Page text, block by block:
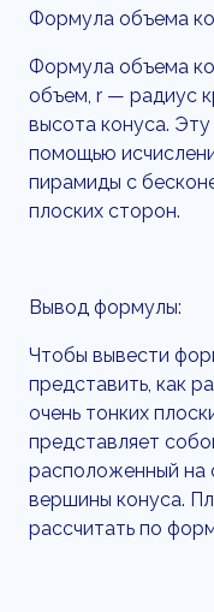
Формула объема
Формула объема
объем, r — радиус
высота конуса.
помощью
пирамиды с
плоских сторон.
Вывод формулы:
Чтобы вывести
представить, как
очень тонких
представляет
расположенный на
вершины конуса.
рассчитать по